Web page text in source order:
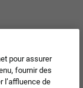
pour assurer
fournir des
l’affluence de